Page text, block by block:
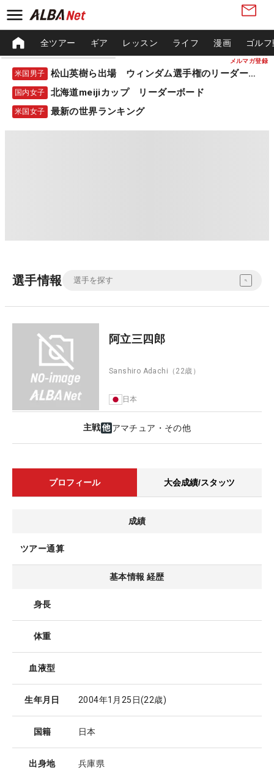
メルマガ登録
全ツアー ギア レッスン ライフ 漫画 ゴル
米国男子 松山英樹ら出場 ウィンダム選手権のリーダーボード
国内女子 北海道meijiカップ リーダーボード
米国女子 最新の世界ランキング
選手情報
阿立三四郎
Sanshiro Adachi （22歳）
日本
主戦 アマチュア・その他
プロフィール 大会成績/スタッツ
成績
ツアー通算
基本情報 経歴
身長
体重
血液型
生年月日 2004年1月25日(22歳)
国籍 日本
出身地 兵庫県